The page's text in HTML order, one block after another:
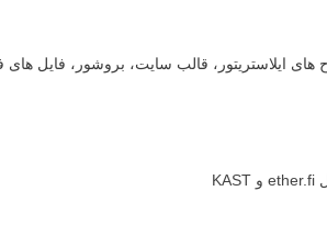
های ایلاستریتور، قالب سایت، بروشور، فایل های